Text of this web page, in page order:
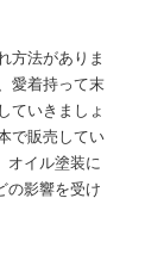
方法がありま
愛着持って末
ていきましょ
で販売してい
オイル塗装に
の影響を受け